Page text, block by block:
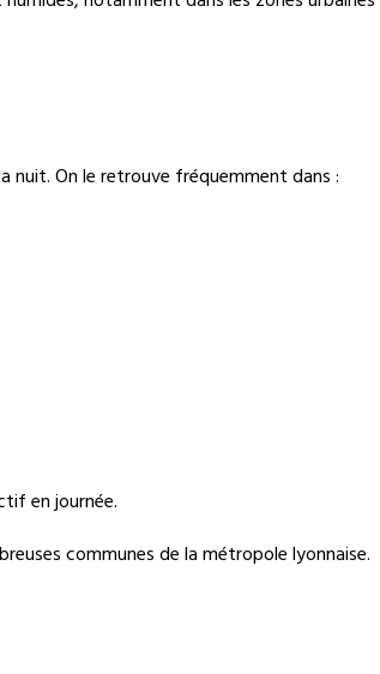
On le retrouve fréquemment dans :
en journée.
communes de la métropole lyonnaise.